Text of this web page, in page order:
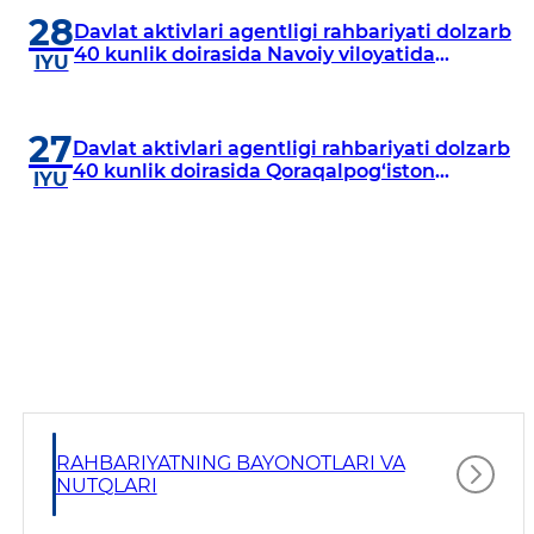
28
IYU
Davlat aktivlari agentligi rahbariyati dolzarb
40 kunlik doirasida Navoiy viloyatida
27
IYU
Davlat aktivlari agentligi rahbariyati dolzarb
40 kunlik doirasida Qoraqalpog‘iston
RAHBARIYATNING BAYONOTLARI VA
NUTQLARI